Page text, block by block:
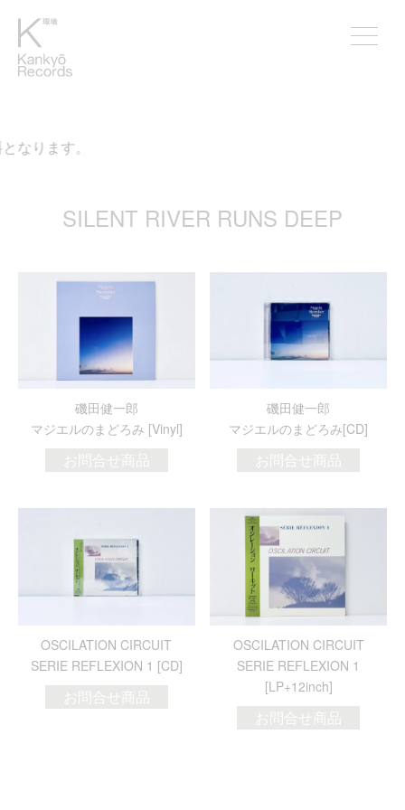
なります。
SILENT RIVER RUNS DEEP
磯田健一郎
マジエルのまどろみ [Vinyl]
お問合せ商品
磯田健一郎
マジエルのまどろみ[CD]
お問合せ商品
OSCILATION CIRCUIT
SERIE REFLEXION 1 [CD]
お問合せ商品
OSCILATION CIRCUIT
SERIE REFLEXION 1
[LP+12inch]
お問合せ商品